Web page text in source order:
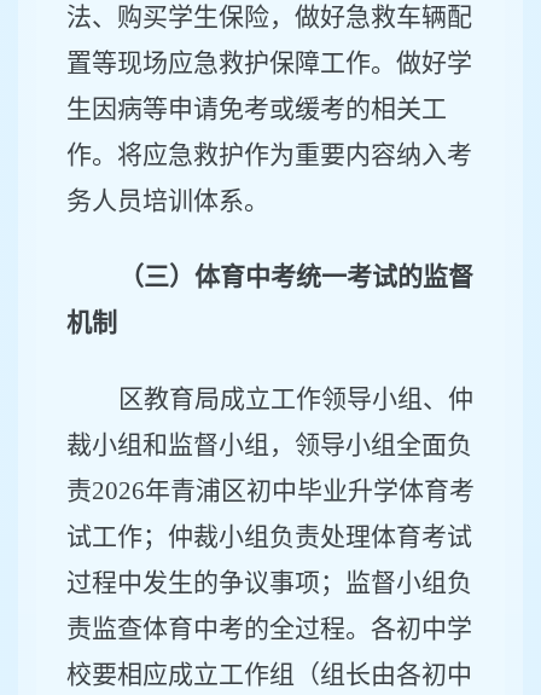
法、购买学生保险，做好急救车辆配
置等现场应急救护保障工作。做好学
生因病等申请免考或缓考的相关工
作。将应急救护作为重要内容纳入考
务人员培训体系。
（三）体育中考统一考试的监督
机制
区教育局成立工作领导小组、仲
裁小组和监督小组，领导小组全面负
责2026年青浦区初中毕业升学体育考
试工作；仲裁小组负责处理体育考试
过程中发生的争议事项；监督小组负
责监查体育中考的全过程。各初中学
校要相应成立工作组（组长由各初中